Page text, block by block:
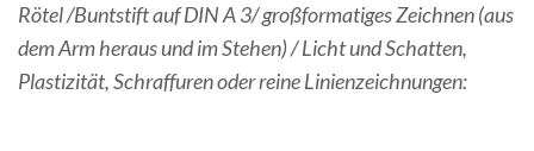
Rötel /Buntstift auf DIN A 3/ großformatiges Zeichnen (aus
dem Arm heraus und im Stehen) / Licht und Schatten,
Plastizität, Schraffuren oder reine Linienzeichnungen: